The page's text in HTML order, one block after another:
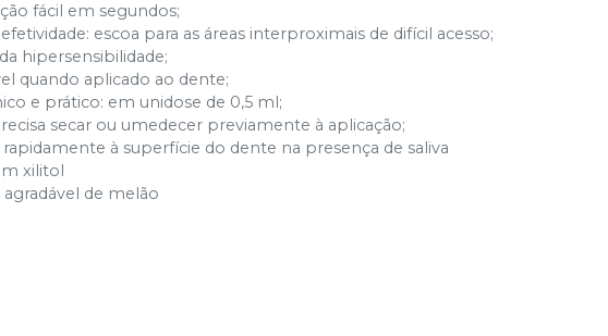
fácil em segundos;
escoa para as áreas interproximais de difícil acesso;
hipersensibilidade;
quando aplicado ao dente;
e prático: em unidose de 0,5 ml;
secar ou umedecer previamente à aplicação;
rapidamente à superfície do dente na presença de saliva
xilitol
de melão